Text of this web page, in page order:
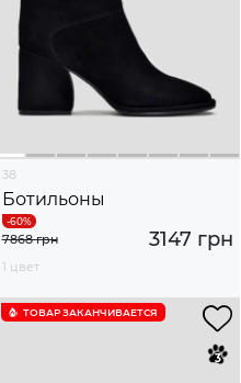
38
Ботильоны
3147 грн
7868 грн
1 цвет
ТОВАР ЗАКАНЧИВАЕТСЯ